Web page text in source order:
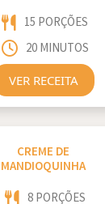
15 PORÇÕES
20 MINUTOS
VER RECEITA
CREME DE
MANDIOQUINHA
8 PORÇÕES